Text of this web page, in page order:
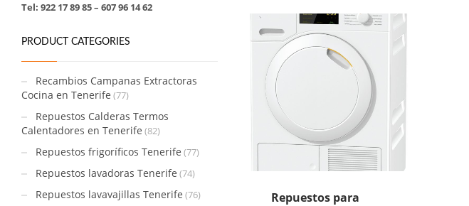
Repuestos para
Tel: 922 17 89 85 – 607 96 14 62
PRODUCT CATEGORIES
Recambios Campanas Extractoras
Cocina en Tenerife (77)
Repuestos Calderas Termos
Calentadores en Tenerife (82)
Repuestos frigoríficos Tenerife (77)
Repuestos lavadoras Tenerife (74)
Repuestos lavavajillas Tenerife (76)